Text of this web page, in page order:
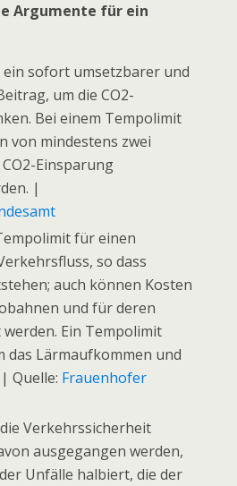
Argumente für ein
sofort umsetzbarer und
um die CO2-
Bei einem Tempolimit
von mindestens zwei
Einsparung
|
für einen
so dass
auch können Kosten
und für deren
Ein Tempolimit
das Lärmaufkommen und
Quelle: Frauenhofer
Verkehrssicherheit
ausgegangen werden,
Unfälle halbiert, die der